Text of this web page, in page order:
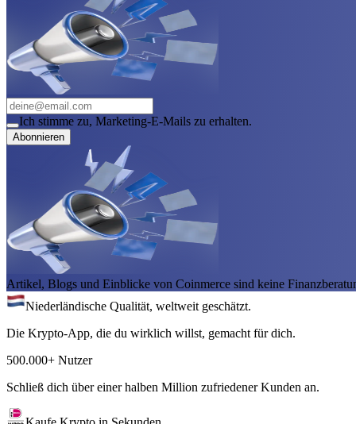
Ich stimme zu, Marketing-E-Mails zu erhalten.
Abonnieren
Artikel, Blogs und Einblicke von Coinmerce sind keine
Niederländische Qualität, weltweit geschätzt.
Die Krypto-App, die du wirklich willst, gemacht für dich.
500.000+ Nutzer
Schließ dich über einer halben Million zufriedener Kunden an.